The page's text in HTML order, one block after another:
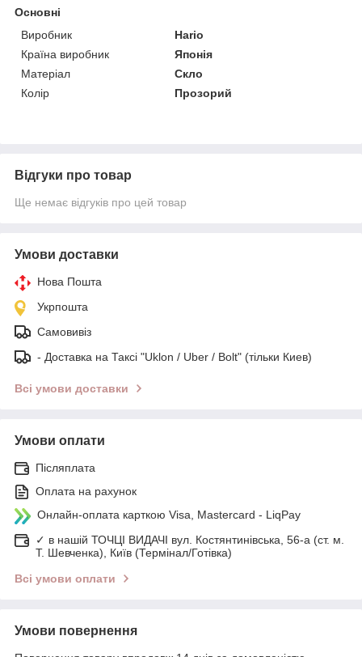
Основні
Виробник
Hario
Країна виробник
Японія
Матеріал
Скло
Колір
Прозорий
Відгуки про товар
Ще немає відгуків про цей товар
Умови доставки
Нова Пошта
Укрпошта
Самовивіз
- Доставка на Таксі "Uklon / Uber / Bolt" (тільки Киев)
Всі умови доставки
Умови оплати
Післяплата
Оплата на рахунок
Онлайн-оплата карткою Visa, Mastercard - LiqPay
✓ в нашій ТОЧЦІ ВИДАЧІ вул. Костянтинівська, 56-а (ст. м.
Т. Шевченка), Київ (Термінал/Готівка)
Всі умови оплати
Умови повернення